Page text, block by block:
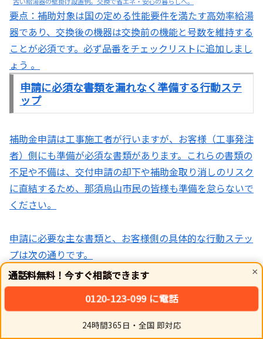
×
通話料無料！今すぐ相談できます
0120-123-099 に電話
24時間365日・全国 即対応
要点：補助対象は国の定める性能要件を満たす高効率給湯
器であり、交換後の機器は交換前の機能と号数を維持する
ことが必須です。必ず品番をチェックリストに追加しまし
ょう 。
申請に必須な書類を漏れなく準備する行動ステ
ップ
補助金申請は工事施工者が行いますが、お客様（工事発注
者）側にも準備が必須な書類があります。これらの書類の
不足や不備は、交付申請の却下や補助金取り消しのリスク
に直結するため、那須烏山市民の皆様も準備を怠らないで
ください。
申請に必要な主な書類と、お客様側の具体的な行動ステッ
プは次の通りです。
契約関連書類の準備：
工事請負契約書（原契約）：リフォーム工事の契約を証明
シェア トップ